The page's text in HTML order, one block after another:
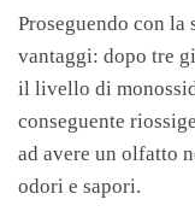
Proseguendo con
vantaggi: dopo tre
il livello di
conseguente
ad avere un olfatto
odori e sapori.